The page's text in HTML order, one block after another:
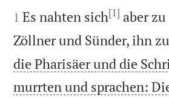


1 Es nahten sich[1] aber
Zöllner und Sünder, ihn
die Pharisäer und die
murrten und sprachen: